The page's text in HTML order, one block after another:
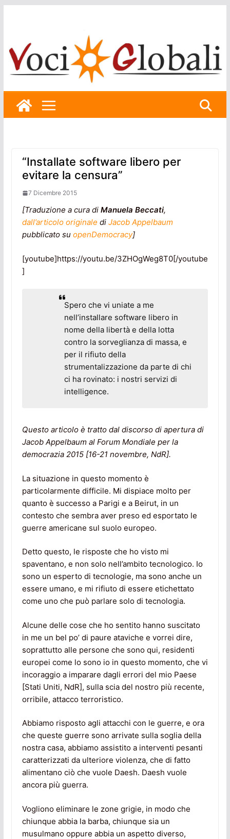
“Installate software libero per
evitare la censura”
7 Dicembre 2015
[Traduzione a cura di Manuela Beccati,
dall’articolo originale di Jacob Appelbaum
pubblicato suopenDemocracy]
[youtube]https://youtu.be/3ZHOgWeg8T0[/youtube
]
Spero che vi uniate a me
nell’installare software libero in
nome della libertà e della lotta
contro la sorveglianza di massa, e
per il rifiuto della
strumentalizzazione da parte di chi
ci ha rovinato: i nostri servizi di
intelligence.
Questo articolo è tratto dal discorso di apertura di
Jacob Appelbaum al Forum Mondiale per la
democrazia 2015 [16-21 novembre, NdR].
La situazione in questo momento è
particolarmente difficile. Mi dispiace molto per
quanto è successo a Parigi e a Beirut, in un
contesto che sembra aver preso ed esportato le
guerre americane sul suolo europeo.
Detto questo, le risposte che ho visto mi
spaventano, e non solo nell’ambito tecnologico. Io
sono un esperto di tecnologie, ma sono anche un
essere umano, e mi rifiuto di essere etichettato
come uno che può parlare solo di tecnologia.
Alcune delle cose che ho sentito hanno suscitato
in me un bel po’ di paure ataviche e vorrei dire,
soprattutto alle persone che sono qui, residenti
europei come lo sono io in questo momento, che vi
incoraggio a imparare dagli errori del mio Paese
[Stati Uniti, NdR], sulla scia del nostro più recente,
orribile, attacco terroristico.
Abbiamo risposto agli attacchi con le guerre, e ora
che queste guerre sono arrivate sulla soglia della
nostra casa, abbiamo assistito a interventi pesanti
caratterizzati da ulteriore violenza, che di fatto
alimentano ciò che vuole Daesh. Daesh vuole
ancora più guerra.
Vogliono eliminare le zone grigie, in modo che
chiunque abbia la barba, chiunque sia un
musulmano oppure abbia un aspetto diverso,